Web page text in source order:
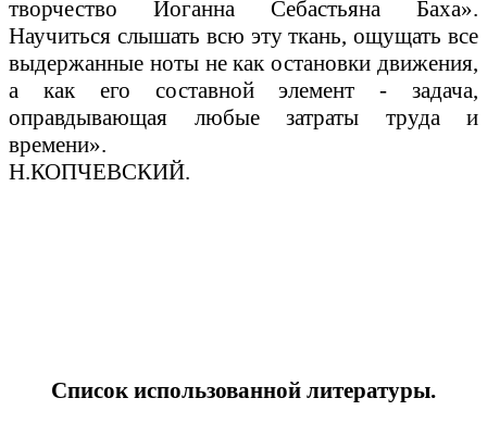
творчество Иоганна Себастьяна Баха».
Научиться слышать всю эту ткань, ощущать все
выдержанные ноты не как остановки движения,
а как его составной элемент - задача,
оправдывающая любые затраты труда и
времени».
Н.КОПЧЕВСКИЙ.
Список использованной литературы.